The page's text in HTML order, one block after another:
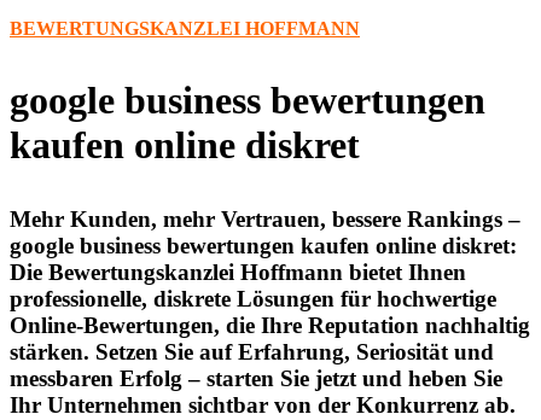
BEWERTUNGSKANZLEI HOFFMANN
google business bewertungen
kaufen online diskret
Mehr Kunden, mehr Vertrauen, bessere Rankings –
google business bewertungen kaufen online diskret:
Die Bewertungskanzlei Hoffmann bietet Ihnen
professionelle, diskrete Lösungen für hochwertige
Online-Bewertungen, die Ihre Reputation nachhaltig
stärken. Setzen Sie auf Erfahrung, Seriosität und
messbaren Erfolg – starten Sie jetzt und heben Sie
Ihr Unternehmen sichtbar von der Konkurrenz ab.